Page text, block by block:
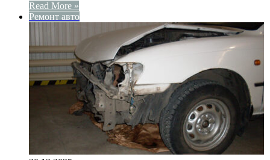
Read More »
Ремонт авто